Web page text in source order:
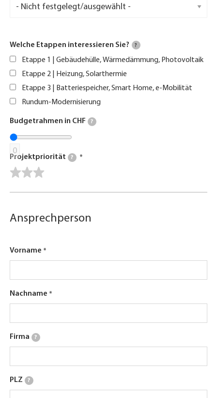
Welche Etappen interessieren Sie? ?
Etappe 1 | Gebäudehülle, Wärmedämmung, Photovoltaik
Etappe 2 | Heizung, Solarthermie
Etappe 3 | Batteriespeicher, Smart Home, e-Mobilität
Rundum-Modernisierung
Budgetrahmen in CHF ?
0
Projektpriorität ?
Ansprechperson
Vorname
Nachname
Firma ?
PLZ ?